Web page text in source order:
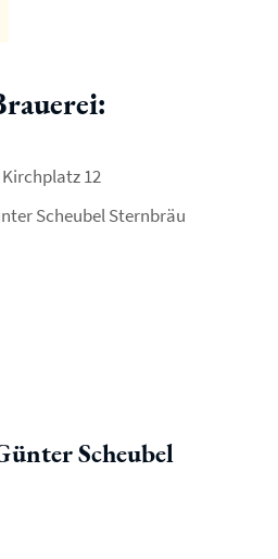
12
Scheubel Sternbräu
Scheubel